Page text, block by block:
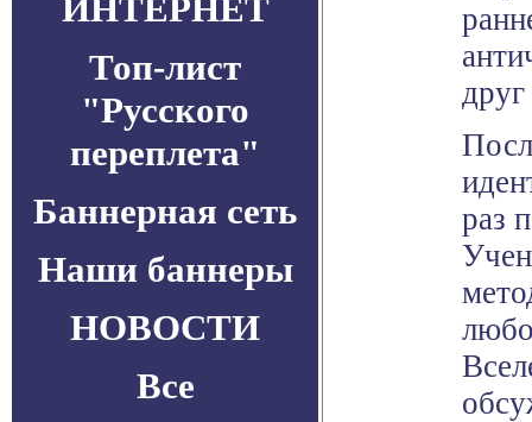
ИНТЕРНЕТ
Топ-лист
"Русского
переплета"
Баннерная сеть
Наши баннеры
НОВОСТИ
Все
раз